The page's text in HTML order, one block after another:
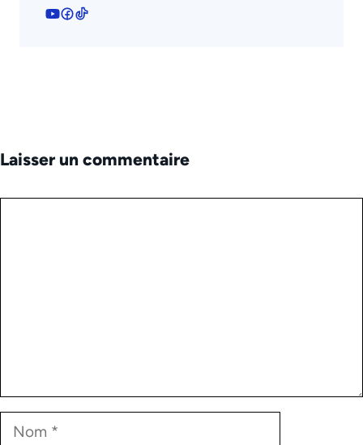
Laisser un commentaire
Nom